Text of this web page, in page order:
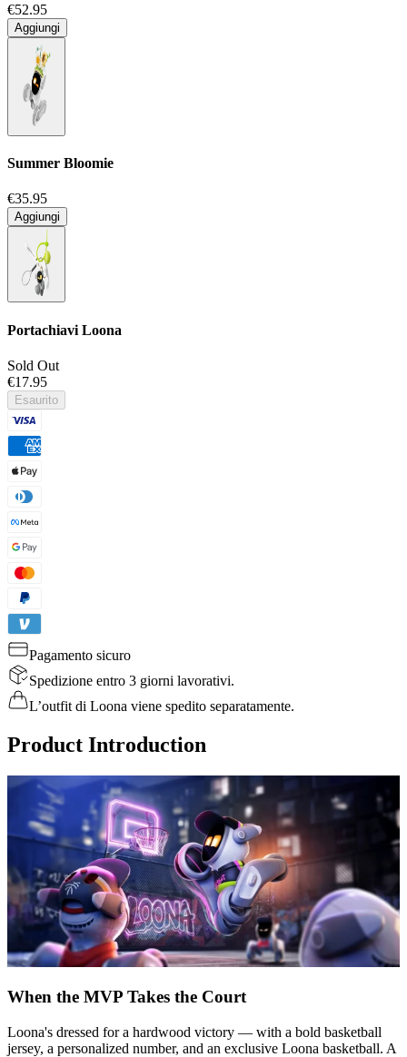
€52.95
Aggiungi
Summer Bloomie
€35.95
Aggiungi
Portachiavi Loona
Sold Out
€17.95
Esaurito
Pagamento sicuro
Spedizione entro 3 giorni lavorativi.
L’outfit di Loona viene spedito separatamente.
Product Introduction
When the MVP Takes the Court
Loona's dressed for a hardwood victory — with a bold basketball
jersey, a personalized number, and an exclusive Loona basketball. A